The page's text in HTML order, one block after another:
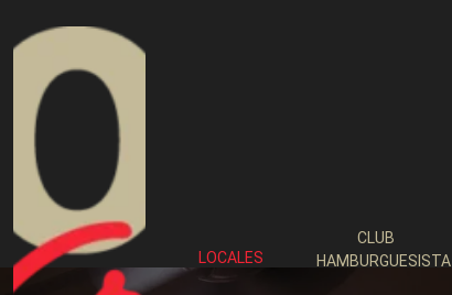
LOCALES
CLUB
HAMBURGUESISTA